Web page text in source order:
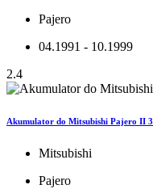
Pajero
04.1991 - 10.1999
2.4
Akumulator do Mitsubishi Pajero II
Mitsubishi
Pajero